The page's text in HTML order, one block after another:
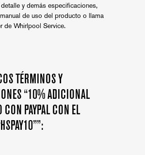
y demás especificaciones,
de uso del producto o llama
de Whirlpool Service.
TÉRMINOS Y
“10% ADICIONAL
CON PAYPAL CON EL